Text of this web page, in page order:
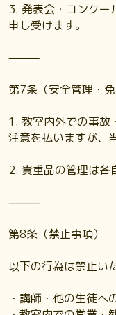
3. 発表会・コンクー
申し受けます。
⸻
第7条（安全管理・免
1. 教室内外での事故
注意を払いますが、
2. 貴重品の管理は各
⸻
第8条（禁止事項）
以下の行為は禁止い
・講師・他の生徒へ